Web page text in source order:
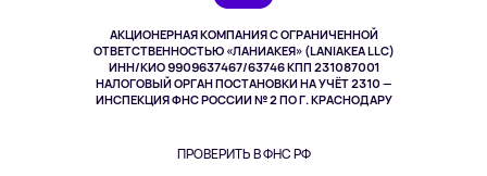
АКЦИОНЕРНАЯ КОМПАНИЯ С ОГРАНИЧЕННОЙ
ОТВЕТСТВЕННОСТЬЮ «ЛАНИАКЕЯ» (LANIAKEA LLC)
ИНН/КИО 9909637467/63746 КПП 231087001
НАЛОГОВЫЙ ОРГАН ПОСТАНОВКИ НА УЧЁТ 2310 —
ИНСПЕКЦИЯ ФНС РОССИИ № 2 ПО Г. КРАСНОДАРУ
ПРОВЕРИТЬ В ФНС РФ
Здоровье питомцев
Одежда и аксессуары